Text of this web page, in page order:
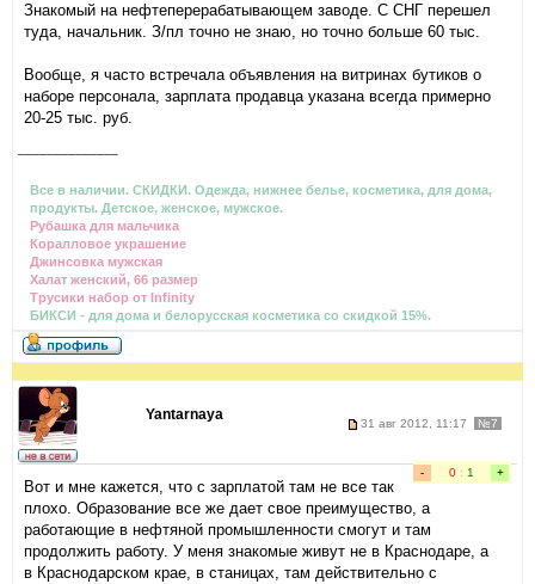
Знакомый на нефтеперерабатывающем заводе. С СНГ перешел
туда, начальник. З/пл точно не знаю, но точно больше 60 тыс.
Вообще, я часто встречала объявления на витринах бутиков о
наборе персонала, зарплата продавца указана всегда примерно
20-25 тыс. руб.
Все в наличии. СКИДКИ. Одежда, нижнее белье, косметика, для дома,
продукты. Детское, женское, мужское.
Рубашка для мальчика
Коралловое украшение
Джинсовка мужская
Халат женский, 66 размер
Трусики набор от Infinity
БИКСИ - для дома и белорусская косметика со скидкой 15%.
Yantarnaya
31 авг 2012, 11:17 №7
- 0: 1 +
Вот и мне кажется, что с зарплатой там не все так
плохо. Образование все же дает свое преимущество, а
работающие в нефтяной промышленности смогут и там
продолжить работу. У меня знакомые живут не в Краснодаре, а
в Краснодарском крае, в станицах, там действительно с